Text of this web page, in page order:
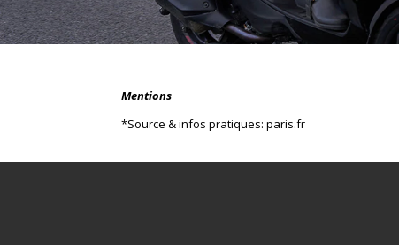
Mentions
*Source & infos pratiques: paris.fr